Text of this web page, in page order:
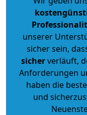
unserer
sicher sein,
sicherverläuft,
Anforderungen
haben die
und